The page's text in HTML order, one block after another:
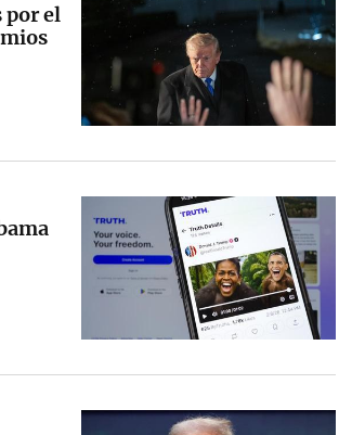
por el